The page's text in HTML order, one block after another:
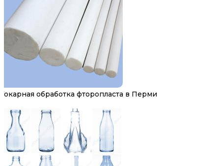
Токарная обработка фторопласта в Перми